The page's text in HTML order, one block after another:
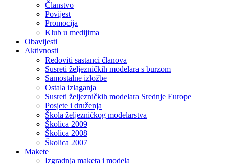
Članstvo
Povijest
Promocija
Klub u medijima
Obavijesti
Aktivnosti
Redoviti sastanci članova
Susreti željezničkih modelara s burzom
Samostalne izložbe
Ostala izlaganja
Susreti željezničkih modelara Srednje Europe
Posjete i druženja
Škola željezničkog modelarstva
Školica 2009
Školica 2008
Školica 2007
Makete
Izgradnja maketa i modela